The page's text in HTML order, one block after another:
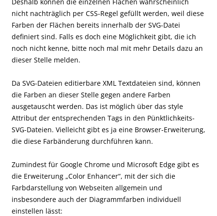
nicht nachträglich per CSS-Regel gefüllt werden, weil diese
Farben der Flächen bereits innerhalb der SVG-Datei
definiert sind. Falls es doch eine Möglichkeit gibt, die ich
noch nicht kenne, bitte noch mal mit mehr Details dazu an
dieser Stelle melden.
Da SVG-Dateien editierbare XML Textdateien sind, können
die Farben an dieser Stelle gegen andere Farben
ausgetauscht werden. Das ist möglich über das style
Attribut der entsprechenden Tags in den Pünktlichkeits-
SVG-Dateien. Vielleicht gibt es ja eine Browser-Erweiterung,
die diese Farbänderung durchführen kann.
Zumindest für Google Chrome und Microsoft Edge gibt es
die Erweiterung „Color Enhancer“, mit der sich die
Farbdarstellung von Webseiten allgemein und
insbesondere auch der Diagrammfarben individuell
einstellen lässt: